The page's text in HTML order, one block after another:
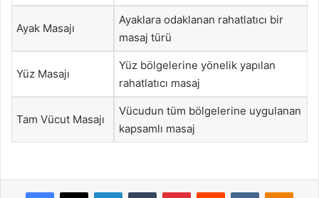
Ayak Masajı
Ayaklara odaklanan rahatlatıcı bir
masaj türü
Yüz Masajı
Yüz bölgelerine yönelik yapılan
rahatlatıcı masaj
Tam Vücut Masajı
Vücudun tüm bölgelerine uygulanan
kapsamlı masaj
Facebook
X LinkedInTumblr PinterestReddit VKontakte